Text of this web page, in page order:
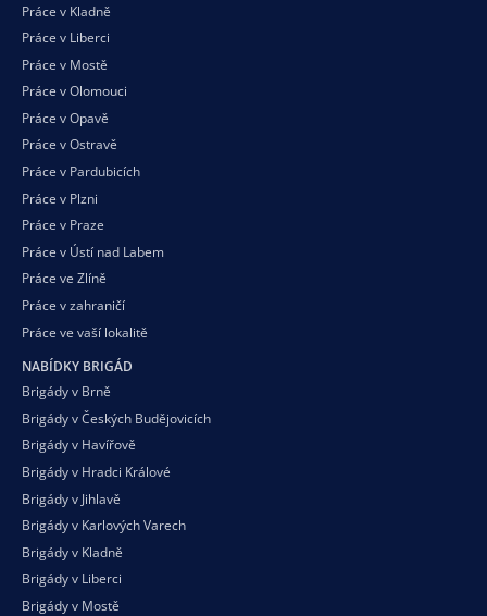
Práce v Kladně
Práce v Liberci
Práce v Mostě
Práce v Olomouci
Práce v Opavě
Práce v Ostravě
Práce v Pardubicích
Práce v Plzni
Práce v Praze
Práce v Ústí nad Labem
Práce ve Zlíně
Práce v zahraničí
Práce ve vaší lokalitě
NABÍDKY BRIGÁD
Brigády v Brně
Brigády v Českých Budějovicích
Brigády v Havířově
Brigády v Hradci Králové
Brigády v Jihlavě
Brigády v Karlových Varech
Brigády v Kladně
Brigády v Liberci
Brigády v Mostě